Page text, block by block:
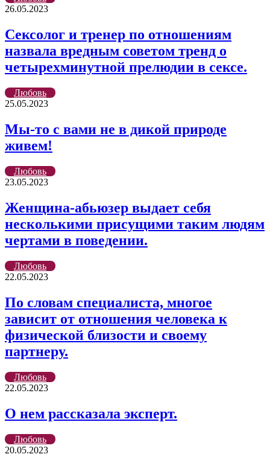
26.05.2023
Cексолог и тренер по отношениям
назвала вредным советом тренд о
четырехминутной прелюдии в сексе.
Любовь
25.05.2023
Мы-то с вами не в дикой природе
живем!
Любовь
23.05.2023
Женщина-абьюзер выдает себя
несколькими присущими таким людям
чертами в поведении.
Любовь
22.05.2023
По словам специалиста, многое
зависит от отношения человека к
физической близости и своему
партнеру.
Любовь
22.05.2023
О нем рассказала эксперт.
Любовь
20.05.2023